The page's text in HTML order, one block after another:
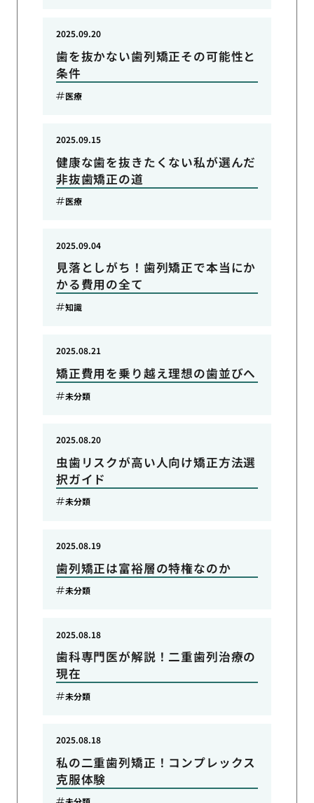
歯を抜かない歯列矯正その可能性と
条件
2025.09.20
医療
健康な歯を抜きたくない私が選んだ
非抜歯矯正の道
2025.09.15
医療
見落としがち！歯列矯正で本当にか
かる費用の全て
2025.09.04
知識
矯正費用を乗り越え理想の歯並びへ
2025.08.21
未分類
虫歯リスクが高い人向け矯正方法選
択ガイド
2025.08.20
未分類
歯列矯正は富裕層の特権なのか
2025.08.19
未分類
歯科専門医が解説！二重歯列治療の
現在
2025.08.18
未分類
私の二重歯列矯正！コンプレックス
克服体験
2025.08.18